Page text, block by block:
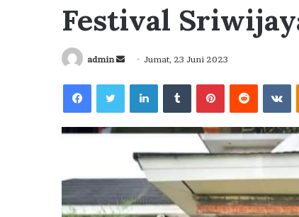
Festival
admin
Send
email
Jumat, 23 Juni 2023
FacebookTwitterLinkedInTumblrPinterestReddit